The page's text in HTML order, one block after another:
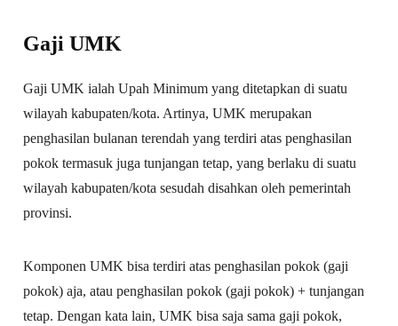
Gaji UMK
Gaji UMK ialah Upah Minimum yang ditetapkan di suatu
wilayah kabupaten/kota. Artinya, UMK merupakan
penghasilan bulanan terendah yang terdiri atas penghasilan
pokok termasuk juga tunjangan tetap, yang berlaku di suatu
wilayah kabupaten/kota sesudah disahkan oleh pemerintah
provinsi.
Komponen UMK bisa terdiri atas penghasilan pokok (gaji
pokok) aja, atau penghasilan pokok (gaji pokok) + tunjangan
tetap. Dengan kata lain, UMK bisa saja sama gaji pokok,